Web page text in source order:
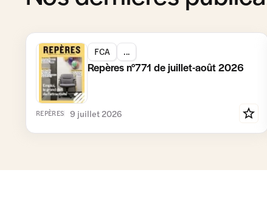
FCA ...
Repères n°771 de juillet-août 2026
REPÈRES 9 juillet 2026